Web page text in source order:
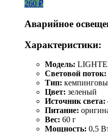
260 ₽
Аварийное
Характеристики:
Модель:
Световой поток:
Тип:
Цвет: зеленый
Источник света:
Питание:
Вес: 60 г
Мощность: 0,5